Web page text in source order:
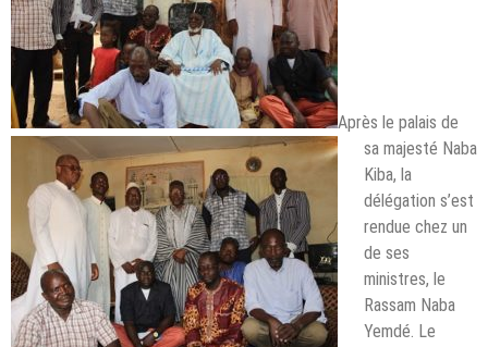
Après le palais de
sa majesté Naba
Kiba, la
délégation s’est
rendue chez un
de ses
ministres, le
Rassam Naba
Yemdé. Le